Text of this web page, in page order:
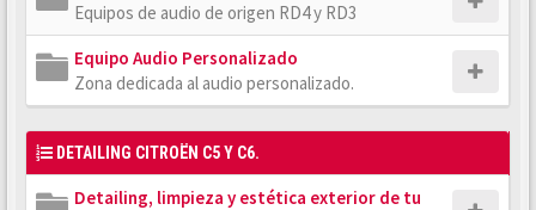
Equipos de audio de origen RD4 y RD3
Equipo Audio Personalizado
Zona dedicada al audio personalizado.
DETAILING CITROËN C5 Y C6.
Detailing, limpieza y estética exterior de tu